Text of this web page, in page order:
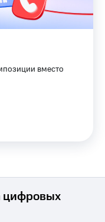
вместо
цифровых